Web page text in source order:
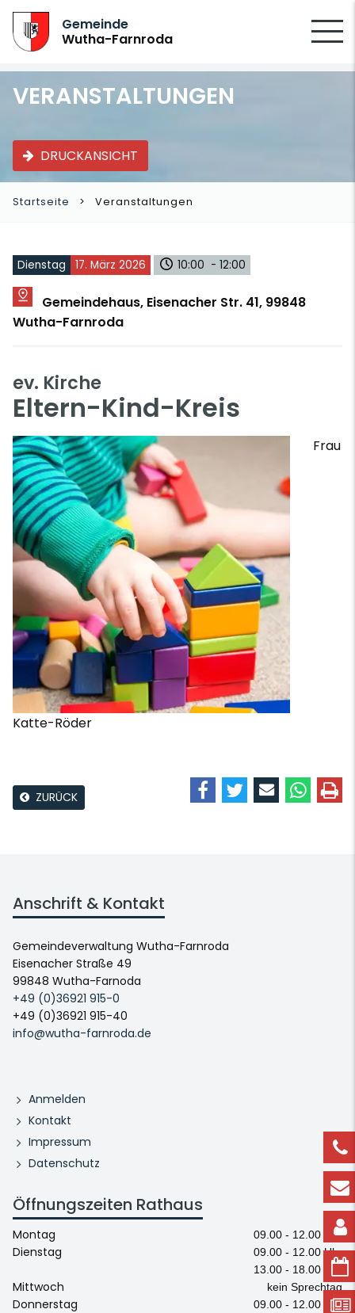
Gemeinde
Wutha-Farnroda
VERANSTALTUNGEN
DRUCKANSICHT
Startseite Veranstaltungen
Dienstag 17. März 2026 10:00 - 12:00
Gemeindehaus, Eisenacher Str. 41, 99848
Wutha-Farnroda
ev. Kirche
Eltern-Kind-Kreis
Frau
Katte-Röder
ZURÜCK
Anschrift & Kontakt
Gemeindeverwaltung Wutha-Farnroda
Eisenacher Straße 49
99848 Wutha-Farnoda
+49 (0)36921 915-0
+49 (0)36921 915-40
info@wutha-farnroda.de
Anmelden
Kontakt
Impressum
Datenschutz
Öffnungszeiten Rathaus
Montag 09.00 - 12.00 Uhr
Dienstag
09.00 - 12.00 Uhr
13.00 - 18.00 Uhr
Mittwoch kein Sprechtag
Donnerstag
09.00 - 12.00 Uhr